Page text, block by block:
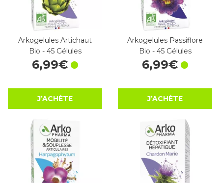
Arkogelules Artichaut
Bio - 45 Gélules
6,99€
J’ACHÈTE
Arkogelules Passiflore
Bio - 45 Gélules
6,99€
J’ACHÈTE